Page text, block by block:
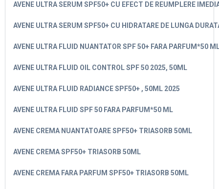
AVENE ULTRA SERUM SPF50+ CU EFECT DE REUMPLERE
AVENE ULTRA SERUM SPF50+ CU HIDRATARE DE LUNGA
AVENE ULTRA FLUID NUANTATOR SPF 50+ FARA PARFUM*50
AVENE ULTRA FLUID OIL CONTROL SPF 50 2025, 50ML
AVENE ULTRA FLUID RADIANCE SPF50+ , 50ML 2025
AVENE ULTRA FLUID SPF 50 FARA PARFUM*50 ML
AVENE CREMA NUANTATOARE SPF50+ TRIASORB 50ML
AVENE CREMA SPF50+ TRIASORB 50ML
AVENE CREMA FARA PARFUM SPF50+ TRIASORB 50ML